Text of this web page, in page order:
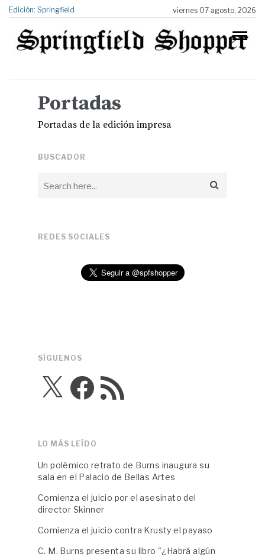
Edición: Springfield viernes 07 agosto, 2026
Portadas
Portadas de la edición impresa
BUSCADOR
REDES SOCIALES
SÍGUENOS
X FacebookFeed
RSS
LO MÁS LEÍDO
Un polémico retrato de Burns inaugura su
sala en el Palacio de Bellas Artes
Comienza el juicio por el asesinato del
director Skinner
Comienza el juicio contra Krusty el payaso
C. M. Burns presenta su libro "¿Habrá algún